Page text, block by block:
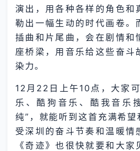
演出，用各种各样的角色和
勒出一幅生动的时代画卷。
插曲和片尾曲，会在剧情和
座桥梁，用音乐给这些奋斗
染力。
12月22日上午10点，大家
乐、酷狗音乐、酷我音乐
纯”，就能听到这首充满希望
受深圳的奋斗节奏和温暖情
《奇迹》也很快就要和大家